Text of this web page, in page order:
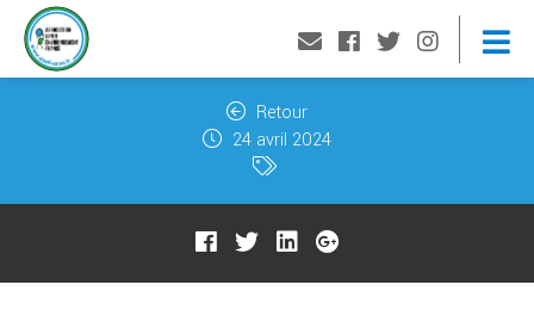
Retour
24 avril 2024